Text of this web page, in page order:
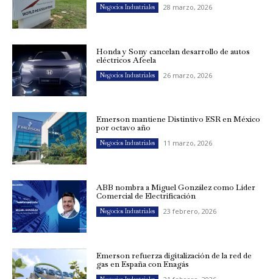
Negocios Industriales 28 marzo, 2026
Honda y Sony cancelan desarrollo de autos
eléctricos Afeela
Negocios Industriales 26 marzo, 2026
Emerson mantiene Distintivo ESR en México
por octavo año
Negocios Industriales 11 marzo, 2026
ABB nombra a Miguel González como Líder
Comercial de Electrificación
Negocios Industriales 23 febrero, 2026
Emerson refuerza digitalización de la red de
gas en España con Enagás